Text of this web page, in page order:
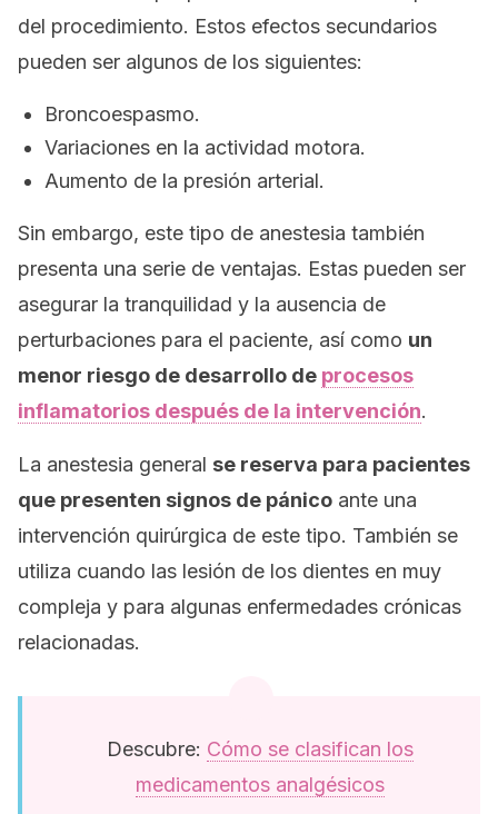
del procedimiento. Estos efectos secundarios
pueden ser algunos de los siguientes:
Broncoespasmo.
Variaciones en la actividad motora.
Aumento de la presión arterial.
Sin embargo, este tipo de anestesia también
presenta una serie de ventajas. Estas pueden ser
asegurar la tranquilidad y la ausencia de
perturbaciones para el paciente, así como un
menor riesgo de desarrollo de procesos
inflamatorios después de la intervención.
La anestesia general se reserva para pacientes
que presenten signos de pánico ante una
intervención quirúrgica de este tipo. También se
utiliza cuando las lesión de los dientes en muy
compleja y para algunas enfermedades crónicas
relacionadas.
Descubre: Cómo se clasifican los
medicamentos analgésicos